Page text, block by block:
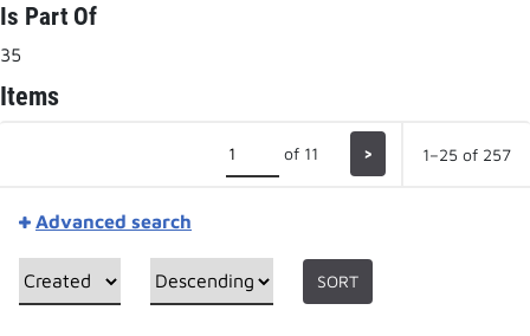
Is Part Of
35
Items
of 11 > 1–25 of 257
Advanced search
SORT